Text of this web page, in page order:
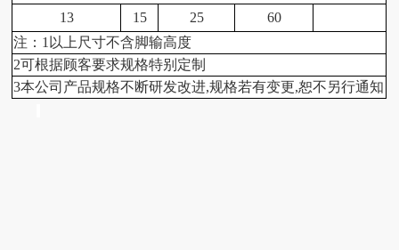
13
15 25
60
注：1以上尺寸不含脚输高度
2可根据顾客要求规格特别定制
3本公司产品规格不断研发改进,规格若有变更,恕不另行通知